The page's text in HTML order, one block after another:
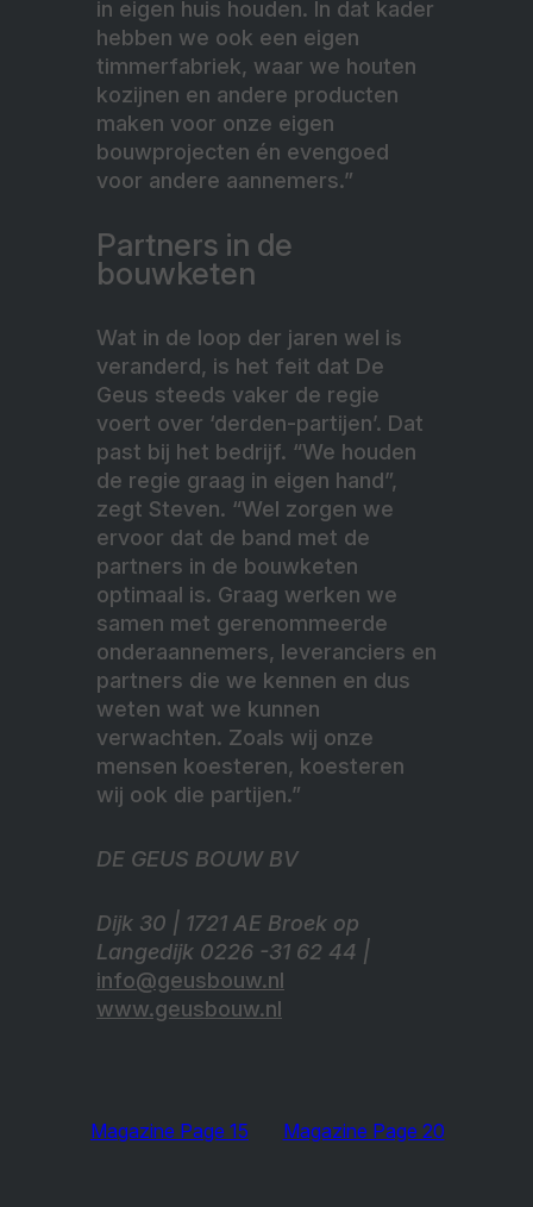
in eigen huis houden. In dat kader
hebben we ook een eigen
timmerfabriek, waar we houten
kozijnen en andere producten
maken voor onze eigen
bouwprojecten én evengoed
voor andere aannemers.”
Partners in de
bouwketen
Wat in de loop der jaren wel is
veranderd, is het feit dat De
Geus steeds vaker de regie
voert over ‘derden-partijen’. Dat
past bij het bedrijf. “We houden
de regie graag in eigen hand”,
zegt Steven. “Wel zorgen we
ervoor dat de band met de
partners in de bouwketen
optimaal is. Graag werken we
samen met gerenommeerde
onderaannemers, leveranciers en
partners die we kennen en dus
weten wat we kunnen
verwachten. Zoals wij onze
mensen koesteren, koesteren
wij ook die partijen.”
DE GEUS BOUW BV
Dijk 30 | 1721 AE Broek op
Langedijk 0226 -31 62 44 |
info@geusbouw.nl
www.geusbouw.nl
Magazine Page 15 Magazine Page 20